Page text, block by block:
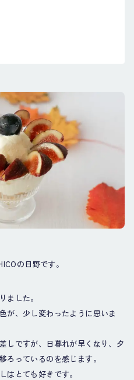
の日野です。
ました。
が、少し変わったように思いま
しですが、日暮れが早くなり、夕
ろっているのを感じます。
はとても好きです。